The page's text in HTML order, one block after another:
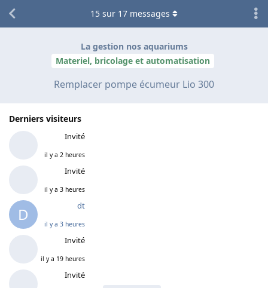
La gestion nos aquariums
Materiel, bricolage et automatisation
Remplacer pompe écumeur Lio 300
Derniers visiteurs
Invité
il y a 2 heures
Invité
il y a 3 heures
D dt
il y a 3 heures
Invité
il y a 19 heures
Invité
15 sur 17 messages